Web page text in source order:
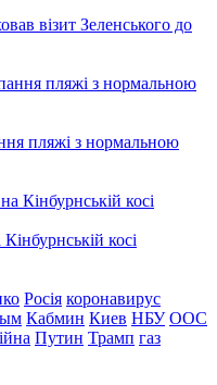
візит Зеленського до
пляжі з нормальною
косі
Росія коронавирус
Кабмин Киев НБУ ООС
Путин Трамп газ